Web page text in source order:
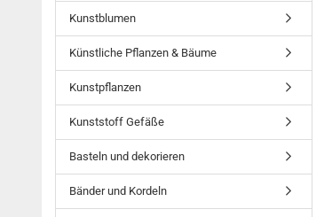
Kunstblumen
Künstliche Pflanzen & Bäume
Kunstpflanzen
Kunststoff Gefäße
Basteln und dekorieren
Bänder und Kordeln